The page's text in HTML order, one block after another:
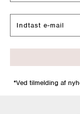
*Ved tilmelding af